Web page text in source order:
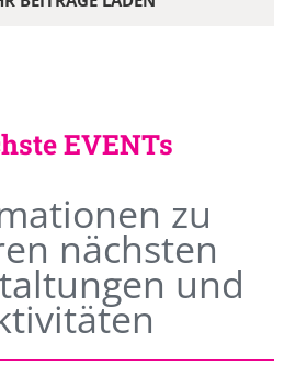
EVENTs
zu
nächsten
und